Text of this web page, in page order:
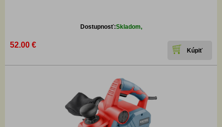
Dostupnosť:Skladom,
52.00 €